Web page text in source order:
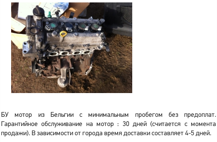
БУ мотор из Бельгии с минимальным пробегом без предоплат.
Гарантийное обслуживание на мотор : 30 дней (считается с момента
продажи). В зависимости от города время доставки составляет 4-5 дней.